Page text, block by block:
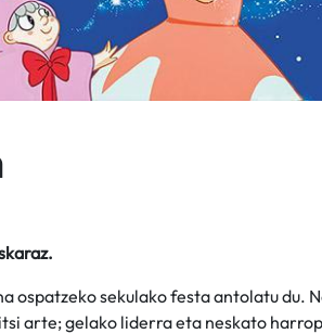
ospatzeko sekulako festa antolatu du.
arte; gelako liderra eta neskato